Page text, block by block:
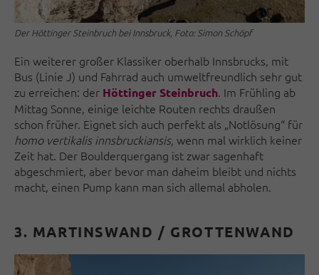
Der Höttinger Steinbruch bei Innsbruck, Foto: Simon Schöpf
Ein weiterer großer Klassiker oberhalb Innsbrucks, mit
Bus (Linie J) und Fahrrad auch umweltfreundlich sehr gut
zu erreichen: der Höttinger Steinbruch. Im Frühling ab
Mittag Sonne, einige leichte Routen rechts draußen
schon früher. Eignet sich auch perfekt als „Notlösung“ für
homo vertikalis innsbruckiansis, wenn mal wirklich keiner
Zeit hat. Der Boulderquergang ist zwar sagenhaft
abgeschmiert, aber bevor man daheim bleibt und nichts
macht, einen Pump kann man sich allemal abholen.
3. MARTINSWAND / GROTTENWAND